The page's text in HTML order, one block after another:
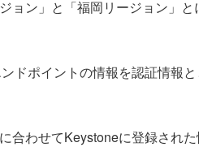
ョン」と「福岡リージョン」と
ドポイントの情報を認証情報
合わせてKeystoneに登録され